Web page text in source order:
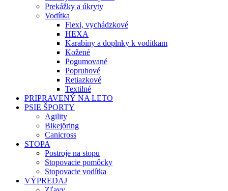
Prekážky a úkryty
Vodítka
Flexi, vychádzkové
HEXA
Karabíny a doplnky k vodítkam
Kožené
Pogumované
Popruhové
Retiazkové
Textilné
PRIPRAVENÝ NA LETO
PSIE ŠPORTY
Agility
Bikejöring
Canicross
STOPA
Postroje na stopu
Stopovacie pomôcky
Stopovacie vodítka
VÝPREDAJ